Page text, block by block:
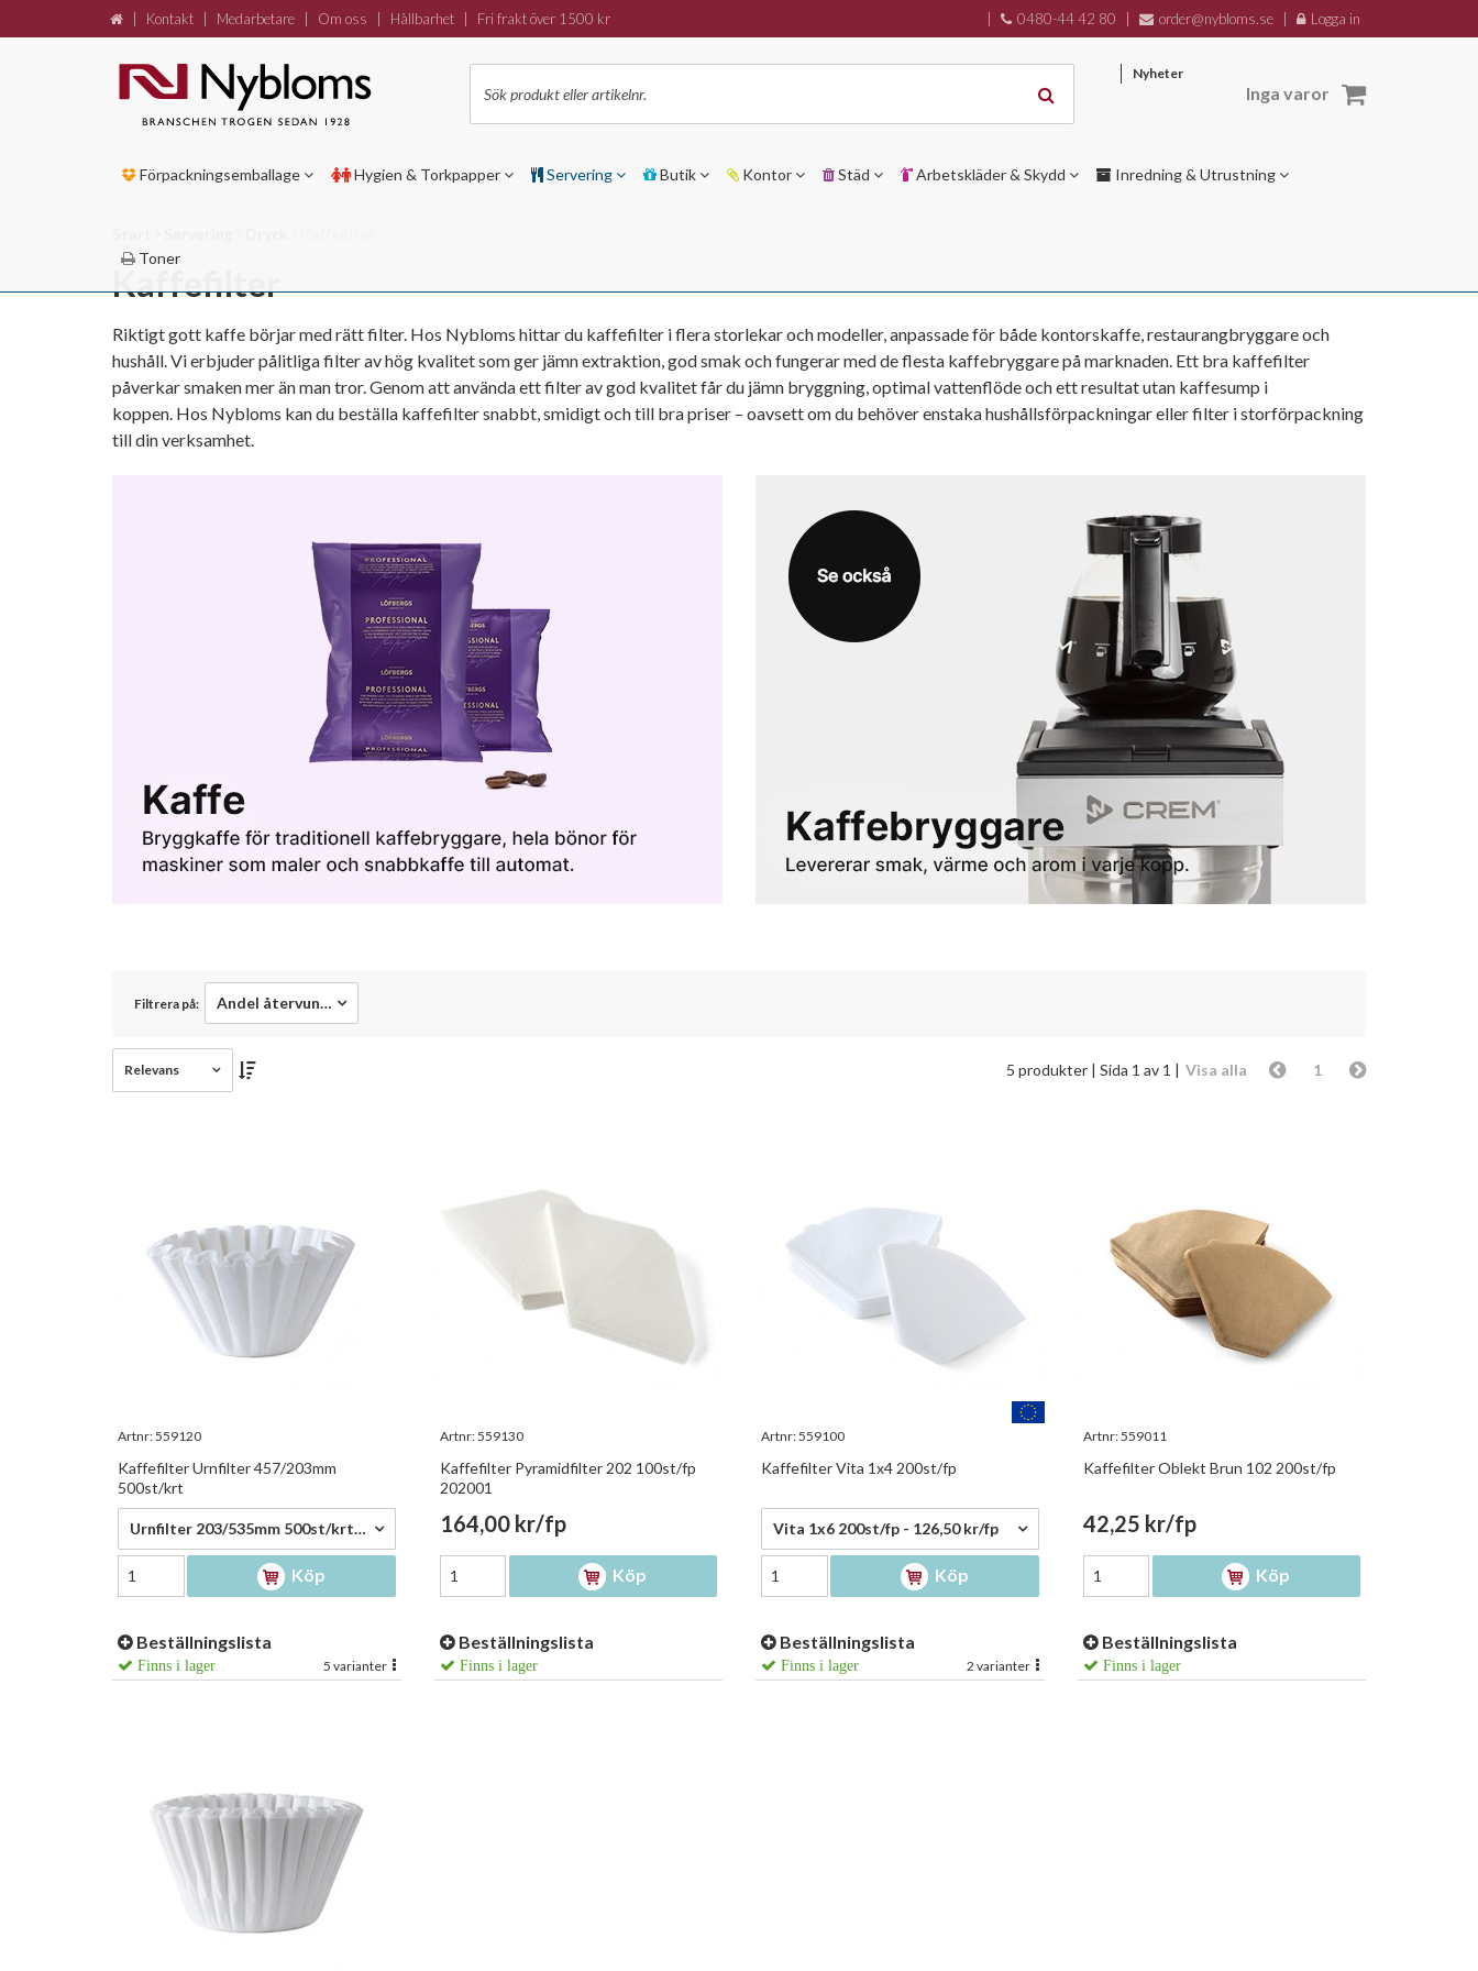
Kaffefilter
Riktigt gott kaffe börjar med rätt filter. Hos Nybloms hittar du kaffefilter i flera storlekar och modeller, anpassade för både kontorskaffe, restaurangbryggare och
hushåll. Vi erbjuder pålitliga filter av hög kvalitet som ger jämn extraktion, god smak och fungerar med de flesta kaffebryggare på marknaden. Ett bra kaffefilter
påverkar smaken mer än man tror. Genom att använda ett filter av god kvalitet får du jämn bryggning, optimal vattenflöde och ett resultat utan kaffesump i
koppen. Hos Nybloms kan du beställa kaffefilter snabbt, smidigt och till bra priser – oavsett om du behöver enstaka hushållsförpackningar eller filter i storförpackning
till din verksamhet.
Filtrera på: Andel återvunnet
Relevans 1
Visa alla
5 produkter | Sida 1 av 1 |
Artnr:559120
Kaffefilter Urnfilter 457/203mm
500st/krt
1 474,00 kr/krt Urnfilter 203/535mm 500st/krt - 1 474,00 kr/krt
Köp
Beställningslista
Finns i lager 5 varianter
Artnr:559130
Kaffefilter Pyramidfilter 202 100st/fp
202001
164,00 kr/fp
Köp
Beställningslista
Finns i lager
Artnr:559100
Kaffefilter Vita 1x4 200st/fp
126,50 kr/fp
Vita 1x6 200st/fp - 126,50 kr/fp
Köp
Beställningslista
Finns i lager 2 varianter
Artnr:559011
Kaffefilter Oblekt Brun 102 200st/fp
42,25 kr/fp
Köp
Beställningslista
Finns i lager
Kontakt Medarbetare Om oss Hållbarhet Fri frakt över 1500 kr 0480-44 42 80 order@nybloms.se Logga in
Nyheter
Inga varor
Förpackningsemballage Hygien & Torkpapper Servering Butik Kontor Städ Arbetskläder & Skydd Inredning & Utrustning
Toner